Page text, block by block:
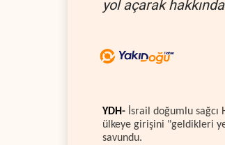
yol açarak
YDH- İsrail doğumlu
ülkeye girişini "geldikleri
savundu.